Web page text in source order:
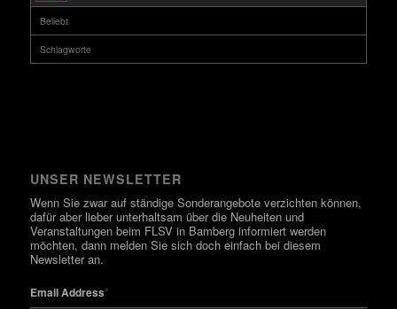
Beliebt
Schlagworte
UNSER NEWSLETTER
Wenn Sie zwar auf ständige Sonderangebote verzichten können,
dafür aber lieber unterhaltsam über die Neuheiten und
Veranstaltungen beim FLSV in Bamberg informiert werden
möchten, dann melden Sie sich doch einfach bei diesem
Newsletter an.
Email Address*